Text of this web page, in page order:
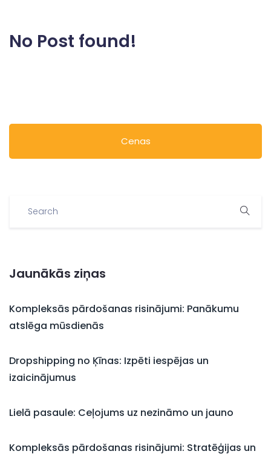
No Post found!
Cenas
Jaunākās ziņas
Kompleksās pārdošanas risinājumi: Panākumu
atslēga mūsdienās
Dropshipping no Ķīnas: Izpēti iespējas un
izaicinājumus
Lielā pasaule: Ceļojums uz nezināmo un jauno
Kompleksās pārdošanas risinājumi: Stratēģijas un